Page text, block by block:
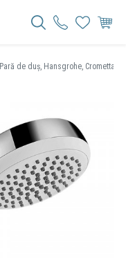
Pară de duș, Hansgrohe, Crometta